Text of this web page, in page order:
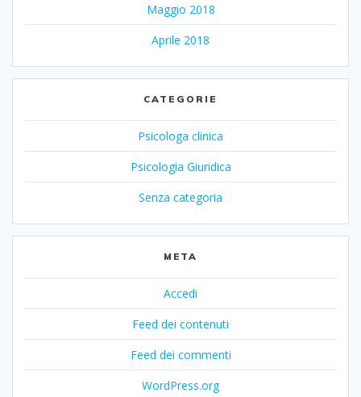
Maggio 2018
Aprile 2018
CATEGORIE
Psicologa clinica
Psicologia Giuridica
Senza categoria
META
Accedi
Feed dei contenuti
Feed dei commenti
WordPress.org